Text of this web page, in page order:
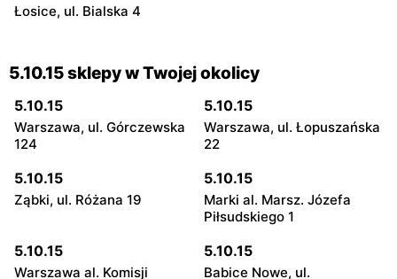
Łosice, ul. Bialska 4
5.10.15 sklepy w Twojej okolicy
5.10.15
Warszawa, ul. Górczewska
124
5.10.15
Warszawa, ul. Łopuszańska
22
5.10.15
Ząbki, ul. Różana 19
5.10.15
Marki al. Marsz. Józefa
Piłsudskiego 1
5.10.15
Warszawa al. Komisji
5.10.15
Babice Nowe, ul.